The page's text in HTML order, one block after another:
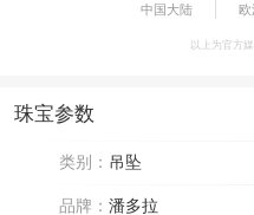
中国大陆 欧
以上为官方
珠宝参数
类别： 吊坠
品牌： 潘多拉